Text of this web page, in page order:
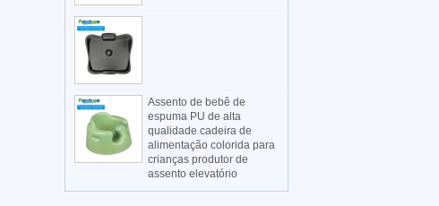
Assento de bebê de
espuma PU de alta
qualidade cadeira de
alimentação colorida para
crianças produtor de
assento elevatório